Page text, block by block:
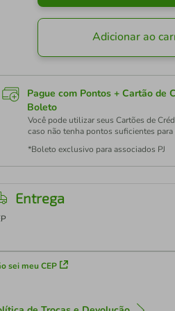
Adicionar ao
Pague com Pontos + Cartão de
Boleto
Você pode utilizar seus Cartões de
caso não tenha pontos suficientes
*Boleto exclusivo para associados PJ
Entrega
sei meu CEP